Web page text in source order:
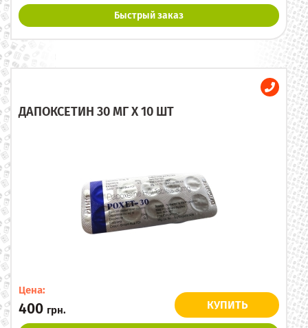
Быстрый заказ
ДАПОКСЕТИН 30 МГ X 10 ШТ
Цена:
400 грн. КУПИТЬ